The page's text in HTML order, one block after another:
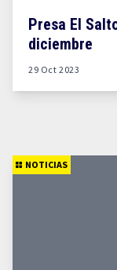
Presa El
diciembre
29 Oct 2023
NOTICIAS